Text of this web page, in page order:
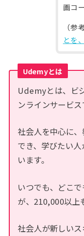
画コ
（参
とを
Udemyとは
Udemyとは、ビ
ンラインサービス
社会人を中心に
でき、学びたい
います。
いつでも、どこ
が、210,000以上
社会人が新しい